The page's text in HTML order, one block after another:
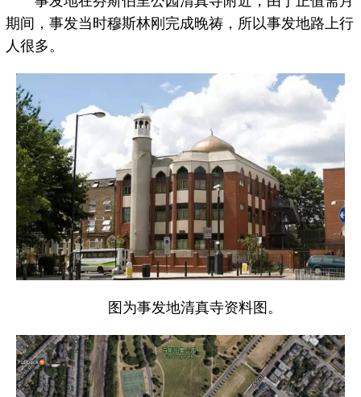
期间，事发当时穆斯林刚完成晚祷，所以事发地路上行
人很多。
图为事发地清真寺资料图。